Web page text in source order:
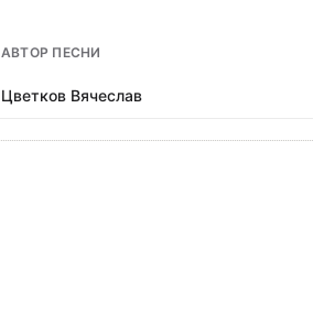
АВТОР ПЕСНИ
Цветков Вячеслав